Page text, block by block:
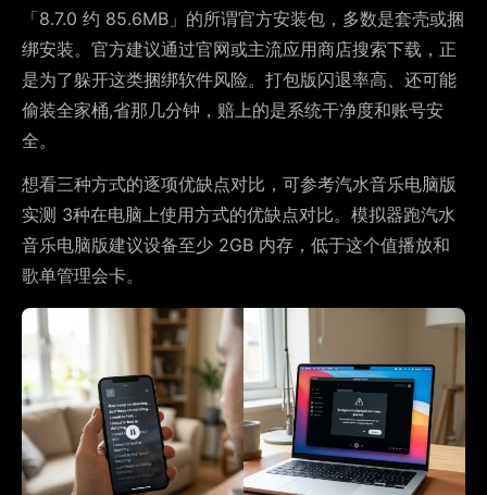
「8.7.0 约 85.6MB」的所谓官方安装包，多数是套壳或捆
绑安装。官方建议通过官网或主流应用商店搜索下载，正
是为了躲开这类捆绑软件风险。打包版闪退率高、还可能
偷装全家桶,省那几分钟，赔上的是系统干净度和账号安
全。
想看三种方式的逐项优缺点对比，可参考汽水音乐电脑版
实测 3种在电脑上使用方式的优缺点对比。模拟器跑汽水
音乐电脑版建议设备至少 2GB 内存，低于这个值播放和
歌单管理会卡。